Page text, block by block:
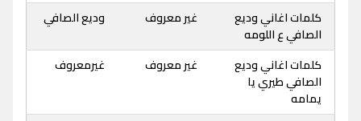
كلمات اغاني وديع
الصافي ع اللومه
غير معروف وديع الصافي
كلمات اغاني وديع
الصافي طيري يا
يمامه
غير معروف غيرمعروف